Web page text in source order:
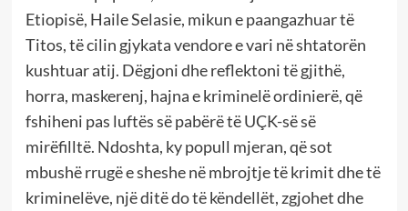
Etiopisë, Haile Selasie, mikun e paangazhuar të
Titos, të cilin gjykata vendore e vari në shtatorën
kushtuar atij. Dëgjoni dhe reflektoni të gjithë,
horra, maskerenj, hajna e kriminelë ordinierë, që
fshiheni pas luftës së pabërë të UÇK-së së
mirëfilltë. Ndoshta, ky popull mjeran, që sot
mbushë rrugë e sheshe në mbrojtje të krimit dhe të
kriminelëve, një ditë do të këndellët, zgjohet dhe